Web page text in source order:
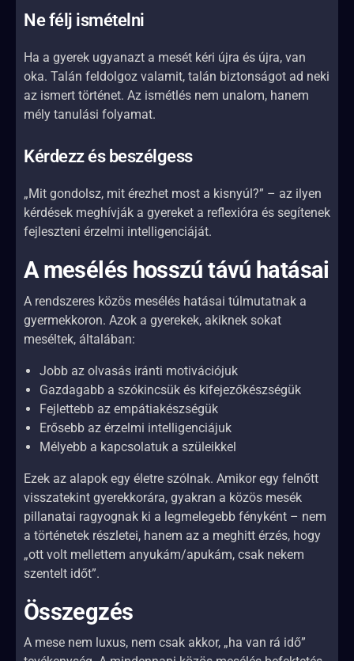
Ne félj ismételni
Ha a gyerek ugyanazt a mesét kéri újra és újra, van
oka. Talán feldolgoz valamit, talán biztonságot ad neki
az ismert történet. Az ismétlés nem unalom, hanem
mély tanulási folyamat.
Kérdezz és beszélgess
„Mit gondolsz, mit érezhet most a kisnyúl?” – az ilyen
kérdések meghívják a gyereket a reflexióra és segítenek
fejleszteni érzelmi intelligenciáját.
A mesélés hosszú távú hatásai
A rendszeres közös mesélés hatásai túlmutatnak a
gyermekkoron. Azok a gyerekek, akiknek sokat
meséltek, általában:
Jobb az olvasás iránti motivációjuk
Gazdagabb a szókincsük és kifejezőkészségük
Fejlettebb az empátiakészségük
Erősebb az érzelmi intelligenciájuk
Mélyebb a kapcsolatuk a szüleikkel
Ezek az alapok egy életre szólnak. Amikor egy felnőtt
visszatekint gyerekkorára, gyakran a közös mesék
pillanatai ragyognak ki a legmelegebb fényként – nem
a történetek részletei, hanem az a meghitt érzés, hogy
„ott volt mellettem anyukám/apukám, csak nekem
szentelt időt”.
Összegzés
A mese nem luxus, nem csak akkor, „ha van rá idő”